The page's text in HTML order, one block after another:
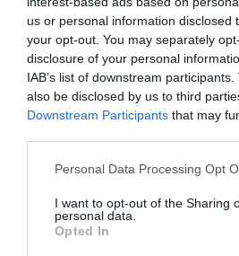
us or personal information disclosed
your opt-out. You may separately
disclosure of your personal
IAB’s list of downstream
also be disclosed by us to third
Downstream Participants that may
Personal Data Processing Opt
I want to opt-out of the Sharing
personal data.
Opted In
Enormes minucias
por Eulogio López